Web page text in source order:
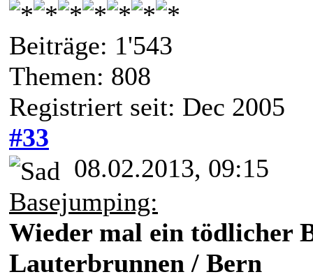
Beiträge: 1'543
Themen: 808
Registriert seit: Dec 2005
#33
08.02.2013, 09:15
Basejumping:
Wieder mal ein tödlicher
Lauterbrunnen / Bern